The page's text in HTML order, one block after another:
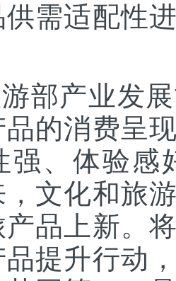
需适配性
部产业发
的消费呈
强、体验感
文化和旅
品上新。
提升行动